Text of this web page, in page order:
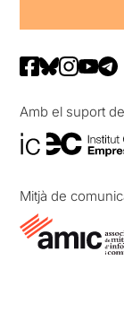
Amb el suport de
Mitjà de